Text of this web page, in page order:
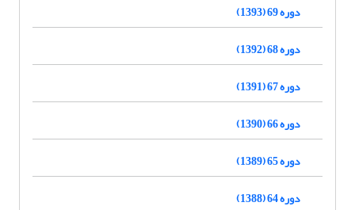
دوره 69 (1393)
دوره 68 (1392)
دوره 67 (1391)
دوره 66 (1390)
دوره 65 (1389)
دوره 64 (1388)